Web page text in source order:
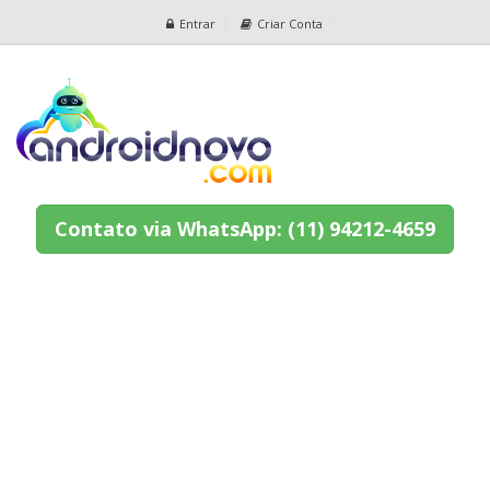
Entrar Criar Conta
Contato via WhatsApp: (11) 94212-4659